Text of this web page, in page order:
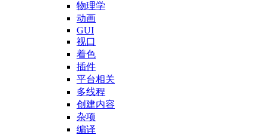
物理学
动画
GUI
视口
着色
插件
平台相关
多线程
创建内容
杂项
编译